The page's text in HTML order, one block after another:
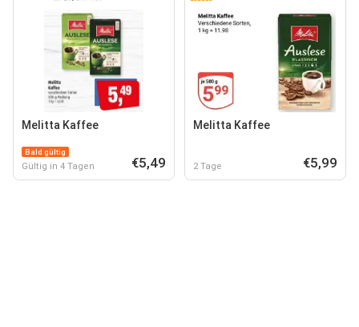
Melitta Kaffee
Bald gültig
Gültig in 4 Tagen €5,49
Melitta Kaffee
2 Tage €5,99